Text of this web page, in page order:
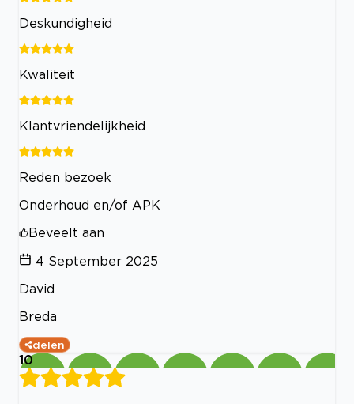
Deskundigheid
Kwaliteit
Klantvriendelijkheid
Reden bezoek
Onderhoud en/of APK
Beveelt aan
4 September 2025
David
Breda
delen
10